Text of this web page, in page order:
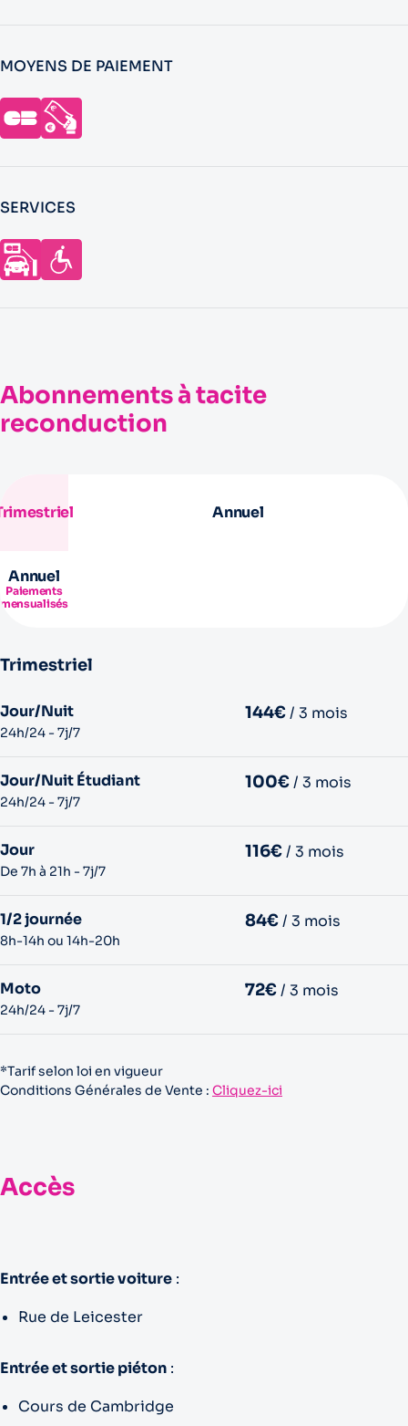
MOYENS DE PAIEMENT
SERVICES
Abonnements à tacite
reconduction
Annuel
Annuel
Paiements
mensualisés
Trimestriel
Jour/Nuit
24h/24 - 7j/7
144€/ 3 mois
Jour/Nuit Étudiant
24h/24 - 7j/7
100€/ 3 mois
Jour
De 7h à 21h - 7j/7
116€/ 3 mois
1/2 journée
8h-14h ou 14h-20h
84€/ 3 mois
Moto
24h/24 - 7j/7
72€/ 3 mois
*Tarif selon loi en vigueur
Conditions Générales de Vente : Cliquez-ici
Accès
Entrée et sortie voiture :
Rue de Leicester
Entrée et sortie piéton :
Cours de Cambridge